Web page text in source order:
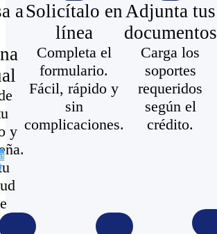
a
y
Solicítalo en
línea​
Completa el
formulario.
​ Fácil, rápido y
sin
complicaciones.
Adjunta tus
documentos​
Carga los
soportes
requeridos
según el
crédito.​